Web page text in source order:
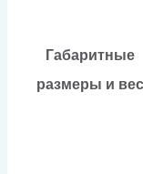
Габаритные
размеры и вес